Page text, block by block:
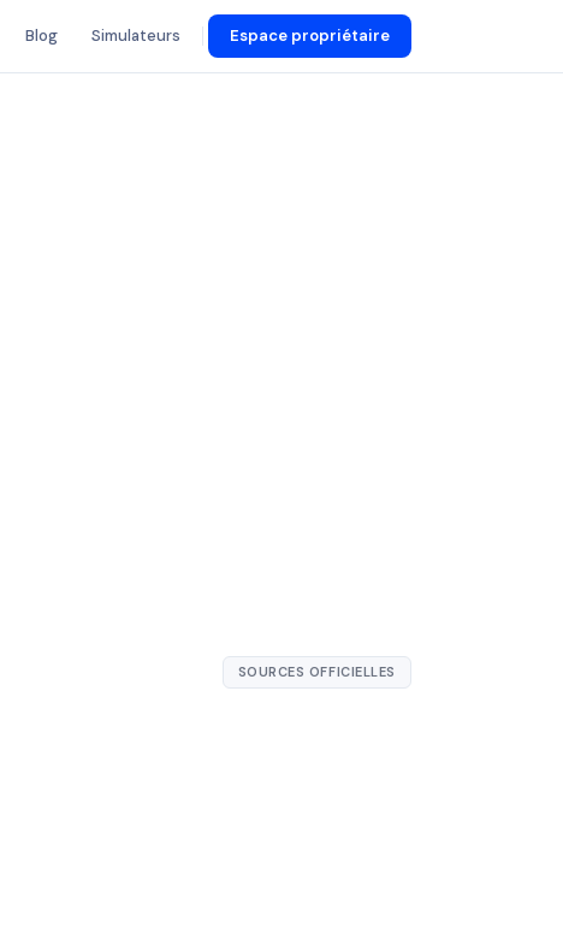
Blog Simulateurs Espace propriétaire
SOURCES OFFICIELLES